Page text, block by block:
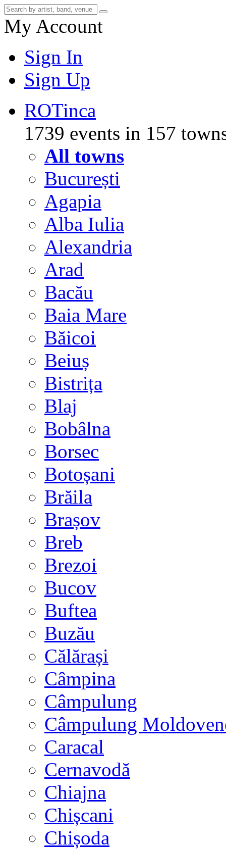
My Account
Sign In
Sign Up
ROTinca
1739 events in 157
All towns
București
Agapia
Alba Iulia
Alexandria
Arad
Bacău
Baia Mare
Băicoi
Beiuș
Bistrița
Blaj
Bobâlna
Borsec
Botoșani
Brăila
Brașov
Breb
Brezoi
Bucov
Buftea
Buzău
Călărași
Câmpina
Câmpulung
Câmpulung
Caracal
Cernavodă
Chiajna
Chișcani
Chișoda